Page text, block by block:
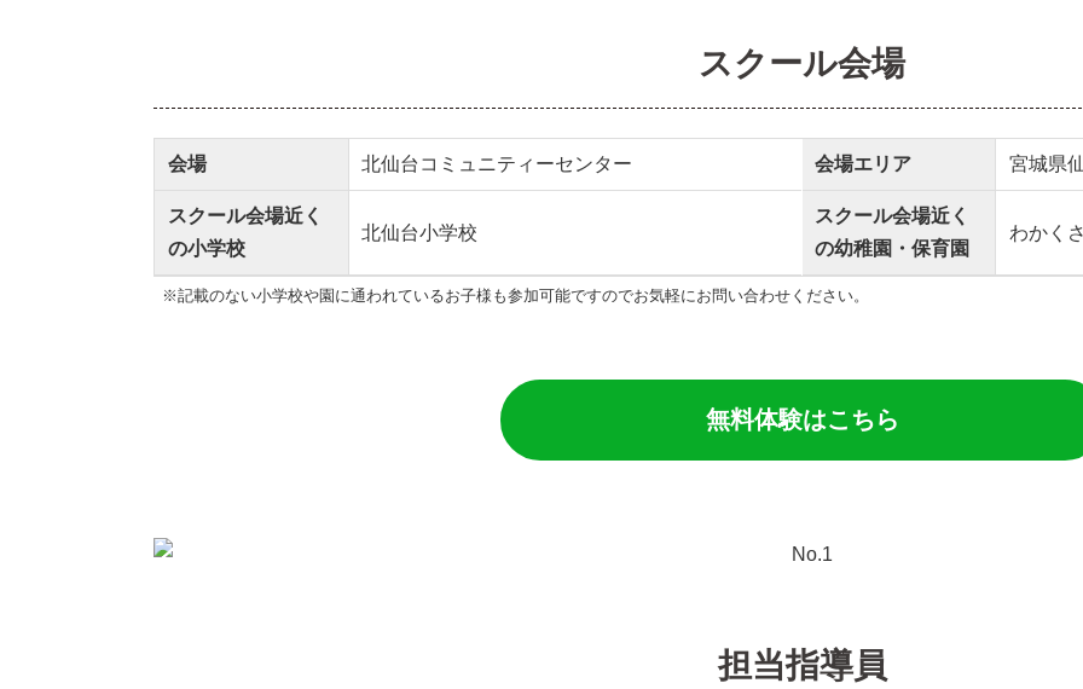
スクール会場
会場 北仙台コミュニティーセンター 会場エリア 宮城県
スクール会場近く
の小学校
北仙台小学校
スクール会場近く
の幼稚園・保育園
わかく
※記載のない小学校や園に通われているお子様も参加可能ですのでお気軽にお問い合わせください。
無料体験はこちら
担当指導員